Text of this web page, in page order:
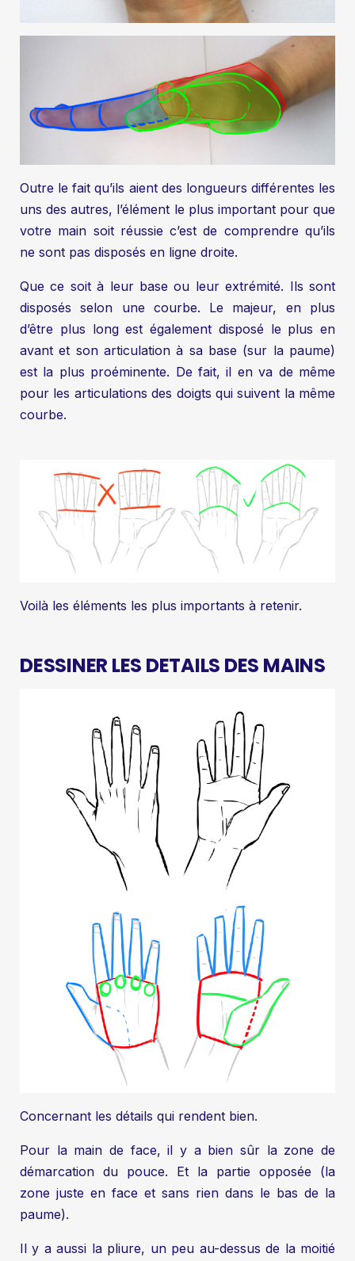
Outre le fait qu’ils aient des longueurs différentes les
uns des autres, l’élément le plus important pour que
votre main soit réussie c’est de comprendre qu’ils
ne sont pas disposés en ligne droite.
Que ce soit à leur base ou leur extrémité. Ils sont
disposés selon une courbe. Le majeur, en plus
d’être plus long est également disposé le plus en
avant et son articulation à sa base (sur la paume)
est la plus proéminente. De fait, il en va de même
pour les articulations des doigts qui suivent la même
courbe.
Voilà les éléments les plus importants à retenir.
DESSINER LES DETAILS DES MAINS
Concernant les détails qui rendent bien.
Pour la main de face, il y a bien sûr la zone de
démarcation du pouce. Et la partie opposée (la
zone juste en face et sans rien dans le bas de la
paume).
Il y a aussi la pliure, un peu au-dessus de la moitié